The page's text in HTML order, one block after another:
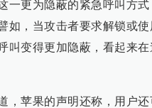
一更为隐蔽的紧急呼叫方
如，当攻击者要求解锁或
叫变得更加隐蔽，看起来
，苹果的声明还称，用户